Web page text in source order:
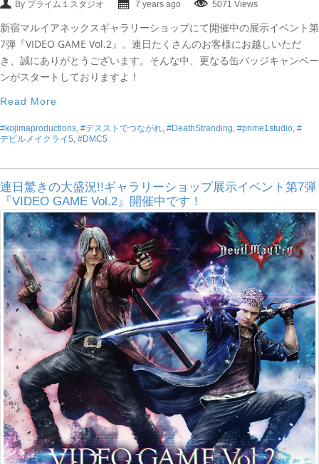
By プライム１スタジオ 7 years ago 5071 Views
新宿マルイアネックスギャラリーショップにて開催中の展示イベント第
7弾『VIDEO GAME Vol.2』。連日たくさんのお客様にお越しいただ
き、誠にありがとうございます。そんな中、更なる缶バッジキャンペー
ンがスタートしておりますよ！
Read More
#kojimaproductions #デスストでつながれ #DeathStranding #prime1studio #
デビルメイクライ5 #DMC5
連日驚きの大盛況!!ギャラリーショップ展示イベント第7弾
『VIDEO GAME Vol.2』開催中です！